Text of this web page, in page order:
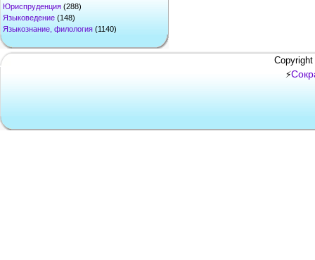
Юриспруденция (288)
Языковедение (148)
Языкознание, филология (1140)
⚡